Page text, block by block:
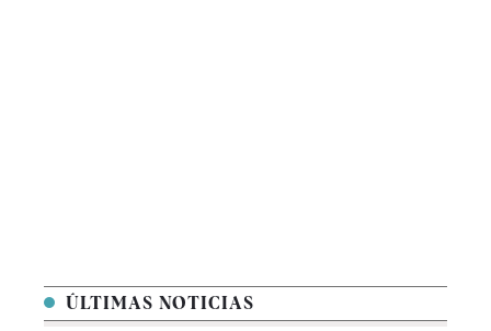
ÚLTIMAS NOTICIAS